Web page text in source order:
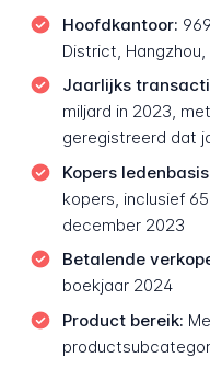
Hoofdkantoor:
District,
Jaarlijks
miljard in 2023,
geregistreerd dat
Kopers
kopers, inclusief
december 2023
Betalende
boekjaar 2024
Product bereik: